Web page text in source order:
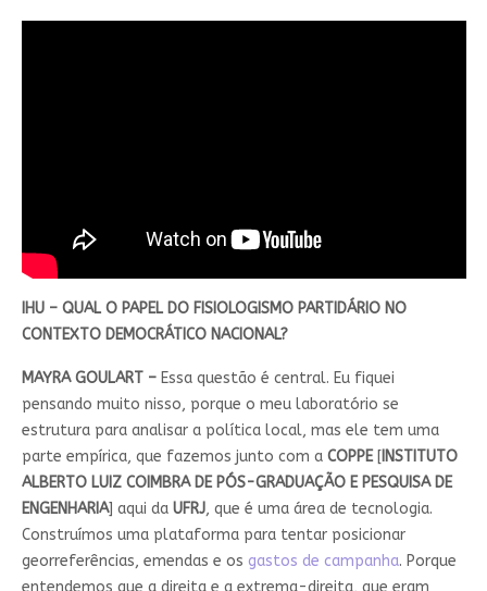
IHU – QUAL O PAPEL DO FISIOLOGISMO PARTIDÁRIO NO
CONTEXTO DEMOCRÁTICO NACIONAL?
MAYRA GOULART –Essa questão é central. Eu fiquei
pensando muito nisso, porque o meu laboratório se
estrutura para analisar a política local, mas ele tem uma
parte empírica, que fazemos junto com a COPPE[INSTITUTO
ALBERTO LUIZ COIMBRA DE PÓS-GRADUAÇÃO E PESQUISA DE
ENGENHARIA] aqui da UFRJ, que é uma área de tecnologia.
Construímos uma plataforma para tentar posicionar
georreferências, emendas e os gastos de campanha. Porque